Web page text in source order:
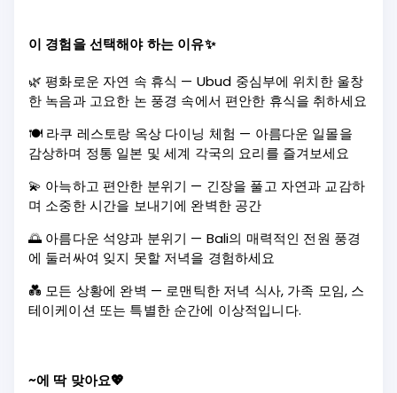
이 경험을 선택해야 하는 이유✨
🌿 평화로운 자연 속 휴식 — Ubud 중심부에 위치한 울창
한 녹음과 고요한 논 풍경 속에서 편안한 휴식을 취하세요
🍽️ 라쿠 레스토랑 옥상 다이닝 체험 — 아름다운 일몰을
감상하며 정통 일본 및 세계 각국의 요리를 즐겨보세요
💫 아늑하고 편안한 분위기 — 긴장을 풀고 자연과 교감하
며 소중한 시간을 보내기에 완벽한 공간
🌅 아름다운 석양과 분위기 — Bali의 매력적인 전원 풍경
에 둘러싸여 잊지 못할 저녁을 경험하세요
💑 모든 상황에 완벽 — 로맨틱한 저녁 식사, 가족 모임, 스
테이케이션 또는 특별한 순간에 이상적입니다.
~에 딱 맞아요💖